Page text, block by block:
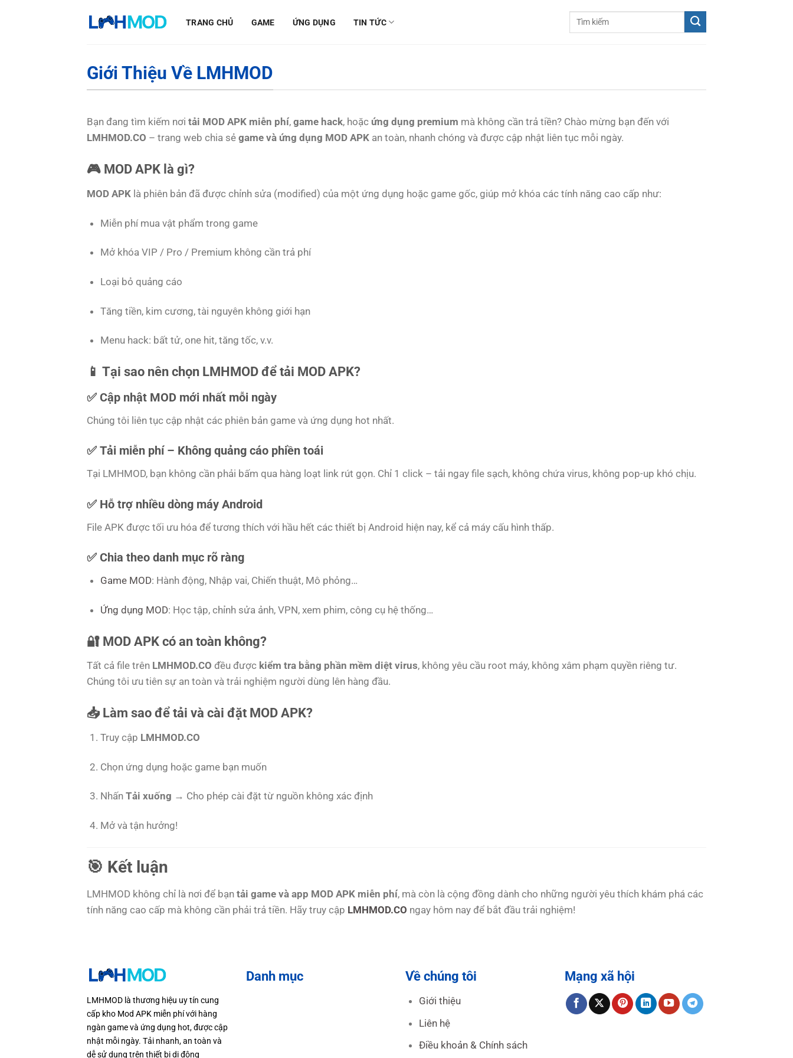
TRANG CHỦ GAME ỨNG DỤNG TIN TỨC
Giới Thiệu Về LMHMOD
Bạn đang tìm kiếm nơi tải MOD APK miễn phí, game hack, hoặc ứng dụng premium mà không cần trả tiền? Chào mừng bạn đến với
LMHMOD.CO – trang web chia sẻ game và ứng dụng MOD APK an toàn, nhanh chóng và được cập nhật liên tục mỗi ngày.
🎮 MOD APK là gì?
MOD APK là phiên bản đã được chỉnh sửa (modified) của một ứng dụng hoặc game gốc, giúp mở khóa các tính năng cao cấp như:
Miễn phí mua vật phẩm trong game
Mở khóa VIP / Pro / Premium không cần trả phí
Loại bỏ quảng cáo
Tăng tiền, kim cương, tài nguyên không giới hạn
Menu hack: bất tử, one hit, tăng tốc, v.v.
📱 Tại sao nên chọn LMHMOD để tải MOD APK?
✅ Cập nhật MOD mới nhất mỗi ngày
Chúng tôi liên tục cập nhật các phiên bản game và ứng dụng hot nhất.
✅ Tải miễn phí – Không quảng cáo phiền toái
Tại LMHMOD, bạn không cần phải bấm qua hàng loạt link rút gọn. Chỉ 1 click – tải ngay file sạch, không chứa virus, không pop-up khó chịu.
✅ Hỗ trợ nhiều dòng máy Android
File APK được tối ưu hóa để tương thích với hầu hết các thiết bị Android hiện nay, kể cả máy cấu hình thấp.
✅ Chia theo danh mục rõ ràng
Game MOD: Hành động, Nhập vai, Chiến thuật, Mô phỏng…
Ứng dụng MOD: Học tập, chỉnh sửa ảnh, VPN, xem phim, công cụ hệ thống…
🔐 MOD APK có an toàn không?
Tất cả file trên LMHMOD.CO đều được kiểm tra bằng phần mềm diệt virus, không yêu cầu root máy, không xâm phạm quyền riêng tư.
Chúng tôi ưu tiên sự an toàn và trải nghiệm người dùng lên hàng đầu.
📥 Làm sao để tải và cài đặt MOD APK?
Truy cập LMHMOD.CO
Chọn ứng dụng hoặc game bạn muốn
Nhấn Tải xuống → Cho phép cài đặt từ nguồn không xác định
Mở và tận hưởng!
🎯 Kết luận
LMHMOD không chỉ là nơi để bạn tải game và app MOD APK miễn phí, mà còn là cộng đồng dành cho những người yêu thích khám phá các
tính năng cao cấp mà không cần phải trả tiền. Hãy truy cập LMHMOD.CO ngay hôm nay để bắt đầu trải nghiệm!
LMHMOD là thương hiệu uy tín cung
cấp kho Mod APK miễn phí với hàng
ngàn game và ứng dụng hot, được cập
nhật mỗi ngày. Tải nhanh, an toàn và
dễ sử dụng trên thiết bị di động
Danh mục Về chúng tôi
Giới thiệu
Liên hệ
Điều khoản & Chính sách
Mạng xã hội